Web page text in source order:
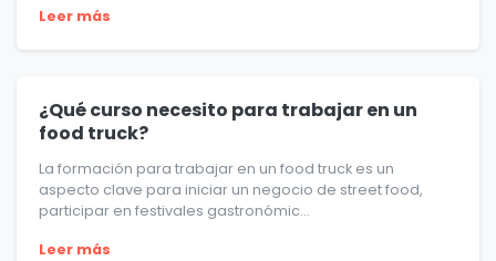
Leer más
¿Qué curso necesito para trabajar en un
food truck?
La formación para trabajar en un food truck es un
aspecto clave para iniciar un negocio de street food,
participar en festivales gastronómic...
Leer más